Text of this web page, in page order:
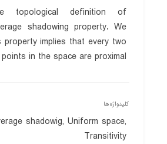
topological definition of
shadowing property. We
implies that every two
in the space are proximal.
کلیدواژه‌ها
shadowig, Uniform space,
Transitivity